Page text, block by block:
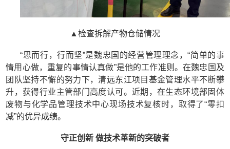
▲检查拆解产物仓储情况
“思而行，行而坚”是魏忠国的经营管理理念，“简单的事
情用心做，重复的事情认真做”是他的工作准则。在魏忠国及
团队坚持不懈的努力下，清远东江项目基金管理水平不断攀
升，获得行业主管部门高度认可。近期，在生态环境部固体
废物与化学品管理技术中心现场技术复核时，取得了“零扣
减”的优异成绩。
守正创新 做技术革新的突破者